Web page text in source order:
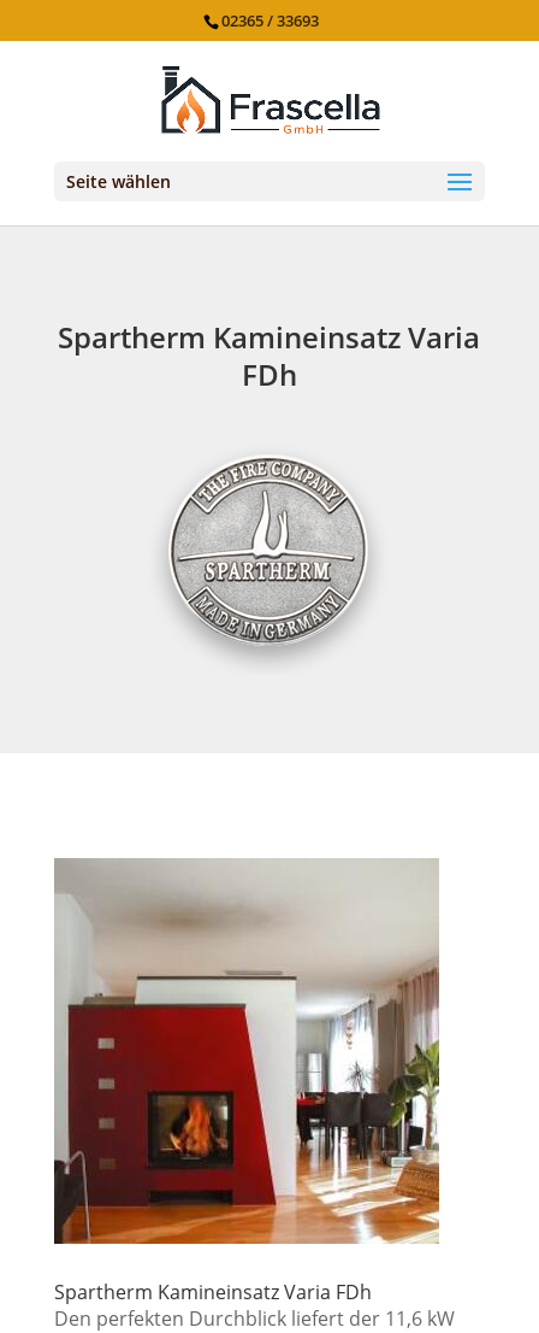
02365 / 33693
Seite wählen
Spartherm Kamineinsatz Varia
FDh
Spartherm Kamineinsatz Varia FDh
Den perfekten Durchblick liefert der 11,6 kW